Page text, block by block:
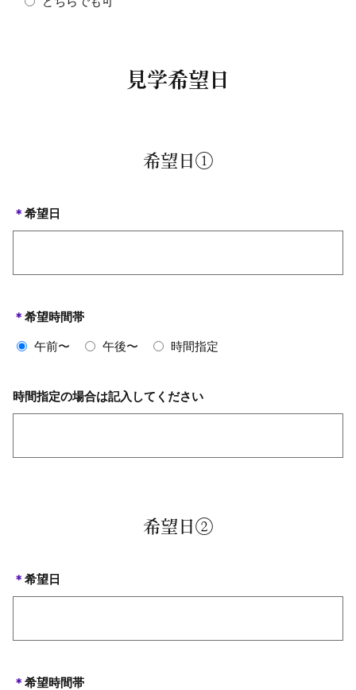
見学希望日
希望日①
＊ 希望日
＊ 希望時間帯
午前〜 午後〜 時間指定
時間指定の場合は記入してください
希望日②
＊ 希望日
＊ 希望時間帯